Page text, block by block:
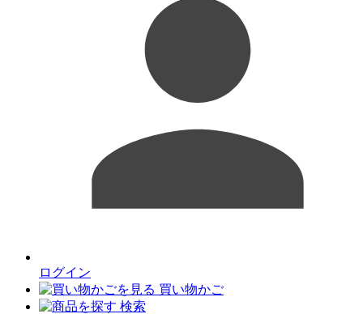
ログイン
買い物かご
検索